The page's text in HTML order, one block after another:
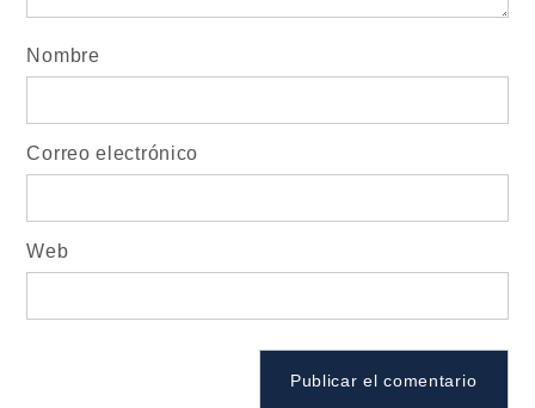
Nombre
Correo electrónico
Web